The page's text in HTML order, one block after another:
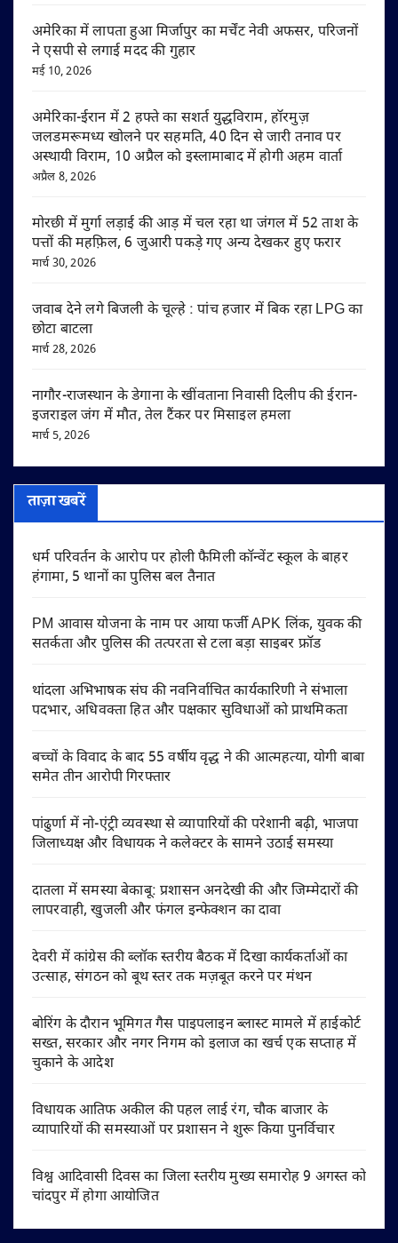
अमेरिका में लापता हुआ मिर्जापुर का मर्चेंट नेवी अफसर, परिजनों
ने एसपी से लगाई मदद की गुहार
मई 10, 2026
अमेरिका-ईरान में 2 हफ्ते का सशर्त युद्धविराम, हॉरमुज़
जलडमरूमध्य खोलने पर सहमति, 40 दिन से जारी तनाव पर
अस्थायी विराम, 10 अप्रैल को इस्लामाबाद में होगी अहम वार्ता
अप्रैल 8, 2026
मोरछी में मुर्गा लड़ाई की आड़ में चल रहा था जंगल में 52 ताश के
पत्तों की महफ़िल, 6 जुआरी पकड़े गए अन्य देखकर हुए फरार
मार्च 30, 2026
जवाब देने लगे बिजली के चूल्हे : पांच हजार में बिक रहा LPG का
छोटा बाटला
मार्च 28, 2026
नागौर-राजस्थान के डेगाना के खींवताना निवासी दिलीप की ईरान-
इजराइल जंग में मौत, तेल टैंकर पर मिसाइल हमला
मार्च 5, 2026
ताज़ा खबरें
धर्म परिवर्तन के आरोप पर होली फैमिली कॉन्वेंट स्कूल के बाहर
हंगामा, 5 थानों का पुलिस बल तैनात
PM आवास योजना के नाम पर आया फर्जी APK लिंक, युवक की
सतर्कता और पुलिस की तत्परता से टला बड़ा साइबर फ्रॉड
थांदला अभिभाषक संघ की नवनिर्वाचित कार्यकारिणी ने संभाला
पदभार, अधिवक्ता हित और पक्षकार सुविधाओं को प्राथमिकता
बच्चों के विवाद के बाद 55 वर्षीय वृद्ध ने की आत्महत्या, योगी बाबा
समेत तीन आरोपी गिरफ्तार
पांढुर्णा में नो-एंट्री व्यवस्था से व्यापारियों की परेशानी बढ़ी, भाजपा
जिलाध्यक्ष और विधायक ने कलेक्टर के सामने उठाई समस्या
दातला में समस्या बेकाबू: प्रशासन अनदेखी की और जिम्मेदारों की
लापरवाही, खुजली और फंगल इन्फेक्शन का दावा
देवरी में कांग्रेस की ब्लॉक स्तरीय बैठक में दिखा कार्यकर्ताओं का
उत्साह, संगठन को बूथ स्तर तक मज़बूत करने पर मंथन
बोरिंग के दौरान भूमिगत गैस पाइपलाइन ब्लास्ट मामले में हाईकोर्ट
सख्त, सरकार और नगर निगम को इलाज का खर्च एक सप्ताह में
चुकाने के आदेश
विधायक आतिफ अकील की पहल लाई रंग, चौक बाजार के
व्यापारियों की समस्याओं पर प्रशासन ने शुरू किया पुनर्विचार
विश्व आदिवासी दिवस का जिला स्तरीय मुख्य समारोह 9 अगस्त को
चांदपुर में होगा आयोजित